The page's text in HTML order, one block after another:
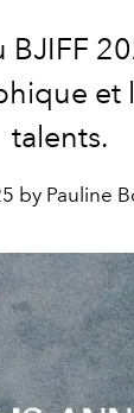
BJIFF
et
talents.
by Pauline